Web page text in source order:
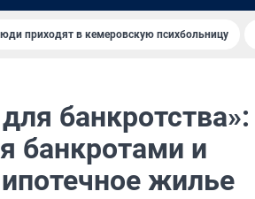
приходят в кемеровскую психбольницу
банкротства»:
банкротами и
жилье